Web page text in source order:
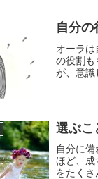
自分の
オーラ
の役割も
が、意識
選ぶこ
自分に
ほど、成
をたくさ